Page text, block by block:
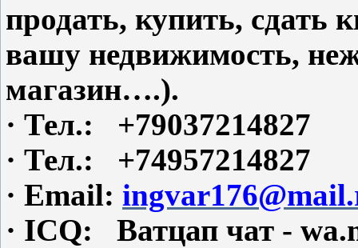
продать, купить, сдать
вашу недвижимость,
магазин….).
· Тел.: +79037214827
· Тел.: +74957214827
· Email:
· ICQ: Ватцап чат -